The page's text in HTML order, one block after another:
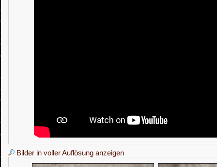
Bilder in voller Auflösung anzeigen